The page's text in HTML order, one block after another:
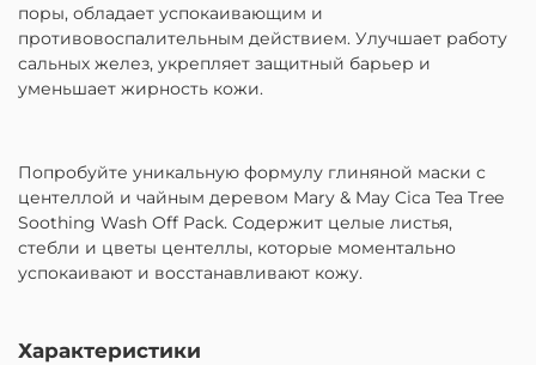
поры, обладает успокаивающим и
противовоспалительным действием. Улучшает работу
сальных желез, укрепляет защитный барьер и
уменьшает жирность кожи.
Попробуйте уникальную формулу глиняной маски с
центеллой и чайным деревом Mary & May Cica Tea Tree
Soothing Wash Off Pack. Содержит целые листья,
стебли и цветы центеллы, которые моментально
успокаивают и восстанавливают кожу.
Характеристики